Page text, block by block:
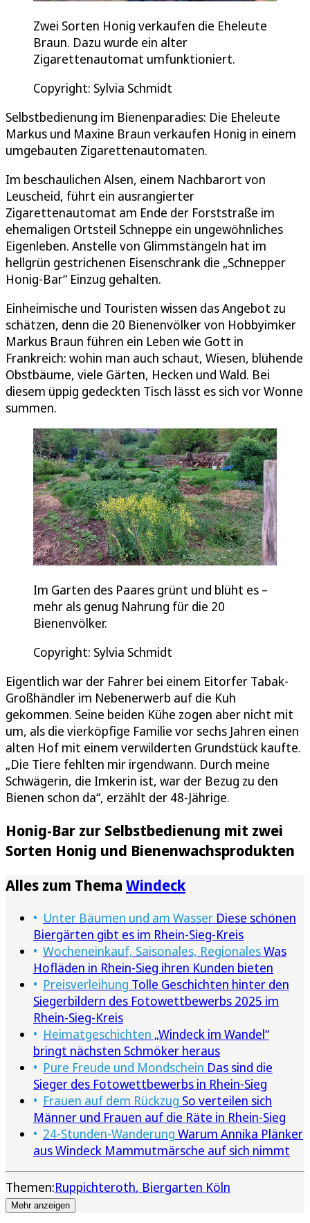
Zwei Sorten Honig verkaufen die Eheleute
Braun. Dazu wurde ein alter
Zigarettenautomat umfunktioniert.
Copyright: Sylvia Schmidt
Selbstbedienung im Bienenparadies: Die Eheleute
Markus und Maxine Braun verkaufen Honig in einem
umgebauten Zigarettenautomaten.
Im beschaulichen Alsen, einem Nachbarort von
Leuscheid, führt ein ausrangierter
Zigarettenautomat am Ende der Forststraße im
ehemaligen Ortsteil Schneppe ein ungewöhnliches
Eigenleben. Anstelle von Glimmstängeln hat im
hellgrün gestrichenen Eisenschrank die „Schnepper
Honig-Bar“ Einzug gehalten.
Einheimische und Touristen wissen das Angebot zu
schätzen, denn die 20 Bienenvölker von Hobbyimker
Markus Braun führen ein Leben wie Gott in
Frankreich: wohin man auch schaut, Wiesen, blühende
Obstbäume, viele Gärten, Hecken und Wald. Bei
diesem üppig gedeckten Tisch lässt es sich vor Wonne
summen.
Im Garten des Paares grünt und blüht es –
mehr als genug Nahrung für die 20
Bienenvölker.
Copyright: Sylvia Schmidt
Eigentlich war der Fahrer bei einem Eitorfer Tabak-
Großhändler im Nebenerwerb auf die Kuh
gekommen. Seine beiden Kühe zogen aber nicht mit
um, als die vierköpfige Familie vor sechs Jahren einen
alten Hof mit einem verwilderten Grundstück kaufte.
„Die Tiere fehlten mir irgendwann. Durch meine
Schwägerin, die Imkerin ist, war der Bezug zu den
Bienen schon da“, erzählt der 48-Jährige.
Honig-Bar zur Selbstbedienung mit zwei
Sorten Honig und Bienenwachsprodukten
Alles zum Thema Windeck
Unter Bäumen und am Wasser Diese schönen
Biergärten gibt es im Rhein-Sieg-Kreis
Wocheneinkauf, Saisonales, RegionalesWas
Hofläden in Rhein-Sieg ihren Kunden bieten
Preisverleihung Tolle Geschichten hinter den
Siegerbildern des Fotowettbewerbs 2025 im
Rhein-Sieg-Kreis
Heimatgeschichten „Windeck im Wandel“
bringt nächsten Schmöker heraus
Pure Freude und Mondschein Das sind die
Sieger des Fotowettbewerbs in Rhein-Sieg
Frauen auf dem Rückzug So verteilen sich
Männer und Frauen auf die Räte in Rhein-Sieg
24-Stunden-Wanderung Warum Annika Plänker
aus Windeck Mammutmärsche auf sich nimmt
Themen:Ruppichteroth Biergarten Köln
Mehr anzeigen